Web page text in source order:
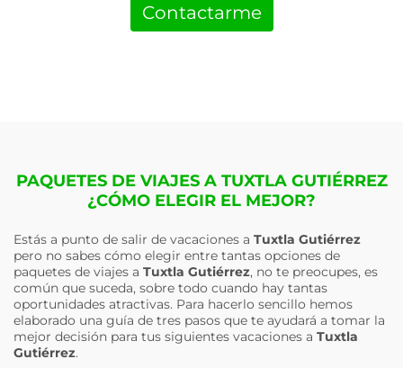
Contactarme
PAQUETES DE VIAJES A TUXTLA GUTIÉRREZ
¿CÓMO ELEGIR EL MEJOR?
Estás a punto de salir de vacaciones a Tuxtla Gutiérrez
pero no sabes cómo elegir entre tantas opciones de
paquetes de viajes a Tuxtla Gutiérrez, no te preocupes, es
común que suceda, sobre todo cuando hay tantas
oportunidades atractivas. Para hacerlo sencillo hemos
elaborado una guía de tres pasos que te ayudará a tomar la
mejor decisión para tus siguientes vacaciones a Tuxtla
Gutiérrez.